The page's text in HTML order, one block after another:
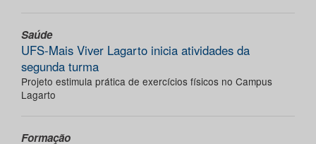
Saúde
UFS-Mais Viver Lagarto inicia atividades da
segunda turma
Projeto estimula prática de exercícios físicos no Campus
Lagarto
Formação